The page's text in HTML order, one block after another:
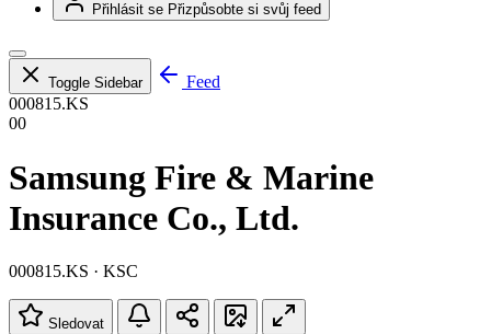
Přihlásit se Přizpůsobte si svůj feed
Toggle Sidebar
Feed
000815.KS
00
Samsung Fire & Marine
Insurance Co., Ltd.
000815.KS · KSC
Sledovat